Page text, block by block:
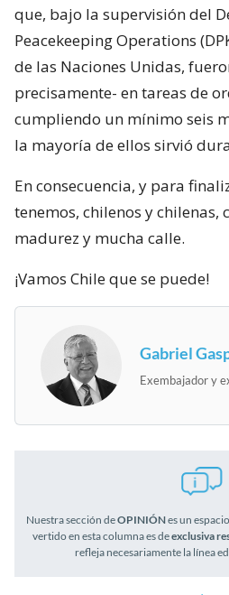
que, bajo la supervisión del
Peacekeeping Operations
de las Naciones Unidas,
precisamente- en tareas de
cumpliendo un mínimo seis
la mayoría de ellos sirvió
En consecuencia, y para
tenemos, chilenos y chilenas,
madurez y mucha calle.
¡Vamos Chile que se puede!
Gabriel
Exembajador y
Nuestra sección deOPINIÓNes un
vertido en esta columna es deexclusiva
refleja necesariamente la línea